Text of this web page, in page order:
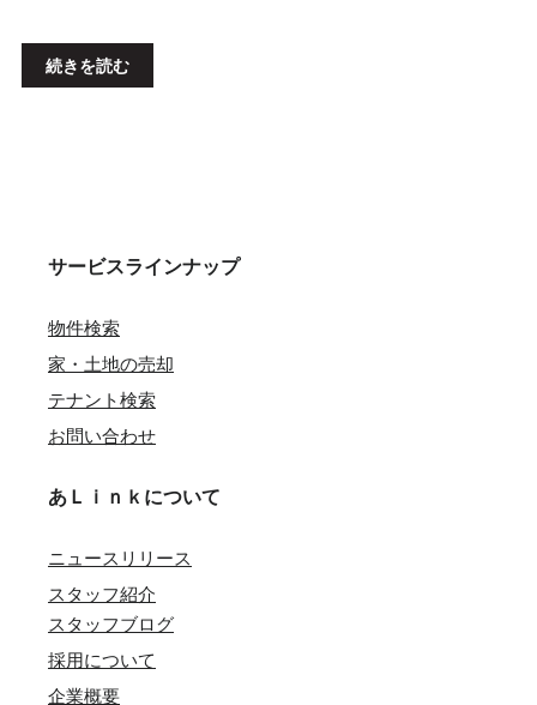
続きを読む
サービスラインナップ
物件検索
家・土地の売却
テナント検索
お問い合わせ
あＬｉｎｋについて
ニュースリリース
スタッフ紹介
スタッフブログ
採用について
企業概要